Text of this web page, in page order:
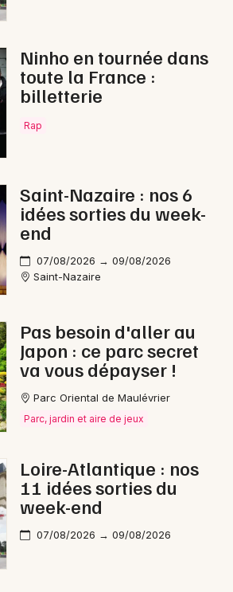
Atlantique
les Pays de la Loire
sorties
Ninho en tournée dans
toute la France :
billetterie
Rap
Saint-Nazaire : nos 6
idées sorties du week-
end
07/08/2026 → 09/08/2026
Saint-Nazaire
Pas besoin d'aller au
Japon : ce parc secret
va vous dépayser !
Parc Oriental de Maulévrier
Parc, jardin et aire de jeux
Loire-Atlantique : nos
11 idées sorties du
week-end
07/08/2026 → 09/08/2026